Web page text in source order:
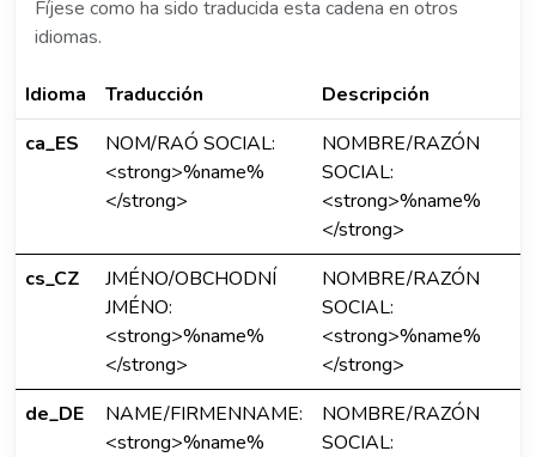
Fíjese como ha sido traducida esta cadena en otros
idiomas.
Idioma Traducción
Descripción
ca_ES
NOM/RAÓ SOCIAL:
<strong>%name%
</strong>
NOMBRE/RAZÓN
SOCIAL:
<strong>%name%
</strong>
cs_CZ
JMÉNO/OBCHODNÍ
JMÉNO:
<strong>%name%
</strong>
NOMBRE/RAZÓN
SOCIAL:
<strong>%name%
</strong>
de_DE
NAME/FIRMENNAME:
<strong>%name%
NOMBRE/RAZÓN
SOCIAL: